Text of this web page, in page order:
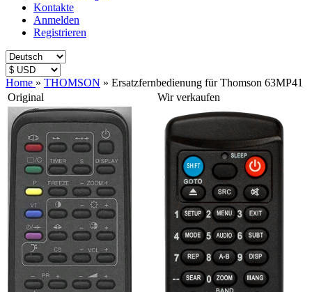
Kontakte
Anmelden
Registrieren
Home » THOMSON » Ersatzfernbedienung für Thomson 63MP41
Original
Wir verkaufen